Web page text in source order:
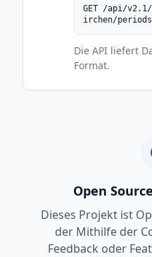
GET /api/
irchen/periods
Die API liefert
Format.
Open
Dieses Projekt ist
der Mithilfe der
Feedback oder